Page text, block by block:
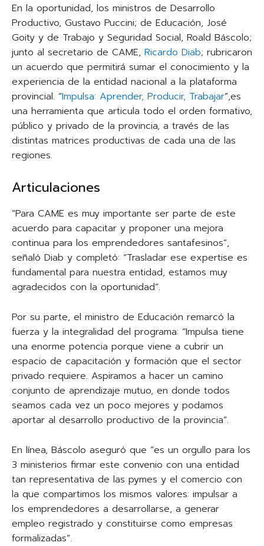
En la oportunidad, los ministros de Desarrollo
Productivo, Gustavo Puccini; de Educación, José
Goity y de Trabajo y Seguridad Social, Roald Báscolo;
junto al secretario de CAME, Ricardo Diab; rubricaron
un acuerdo que permitirá sumar el conocimiento y la
experiencia de la entidad nacional a la plataforma
provincial. “Impulsa: Aprender, Producir, Trabajar”,es
una herramienta que articula todo el orden formativo,
público y privado de la provincia, a través de las
distintas matrices productivas de cada una de las
regiones.
Articulaciones
“Para CAME es muy importante ser parte de este
acuerdo para capacitar y proponer una mejora
continua para los emprendedores santafesinos”,
señaló Diab y completó: “Trasladar ese expertise es
fundamental para nuestra entidad, estamos muy
agradecidos con la oportunidad”.
Por su parte, el ministro de Educación remarcó la
fuerza y la integralidad del programa: “Impulsa tiene
una enorme potencia porque viene a cubrir un
espacio de capacitación y formación que el sector
privado requiere. Aspiramos a hacer un camino
conjunto de aprendizaje mutuo, en donde todos
seamos cada vez un poco mejores y podamos
aportar al desarrollo productivo de la provincia”.
En línea, Báscolo aseguró que “es un orgullo para los
3 ministerios firmar este convenio con una entidad
tan representativa de las pymes y el comercio con
la que compartimos los mismos valores: impulsar a
los emprendedores a desarrollarse, a generar
empleo registrado y constituirse como empresas
formalizadas”.